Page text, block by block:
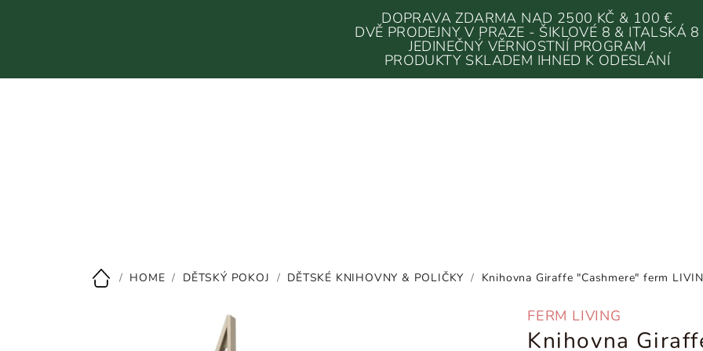
DOPRAVA ZDARMA NAD 2500 KČ & 100 €
DVĚ PRODEJNY V PRAZE - ŠIKLOVÉ 8 & ITALSKÁ 8
JEDINEČNÝ VĚRNOSTNÍ PROGRAM
PRODUKTY SKLADEM IHNED K ODESLÁNÍ
Domů
/ HOME / DĚTSKÝ POKOJ / DĚTSKÉ KNIHOVNY & POLIČKY / Knihovna Giraffe "Cashmere" ferm
FERM LIVING
Knihovna